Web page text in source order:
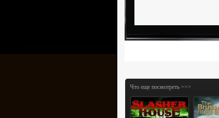
Что еще посмотреть >>>